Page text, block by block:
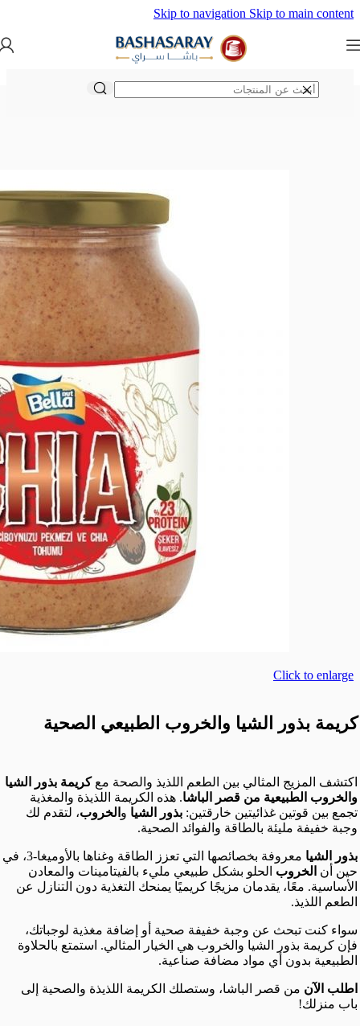
Skip to navigation Skip to main content
Click to enlarge
كريمة بذور الشيا والخروب الطبيعي الصحية
اكتشف المزيج المثالي بين الطعم اللذيذ والصحة معكريمة بذور الشيا
والخروب الطبيعية من قصر الباشا. هذه الكريمة اللذيذة والمغذية
تجمع بين قوتين غذائيتين خارقتين: بذور الشيا و الخروب، لتقدم لك
وجبة خفيفة مليئة بالطاقة والفوائد الصحية.
بذور الشيا
معروفة بخصائصها التي تعزز الطاقة وغناها بالأوميغا-3، في
حين أن الخروب الحلو بشكل طبيعي مليء بالفيتامينات والمعادن
الأساسية. معًا، يقدمان مزيجًا كريميًا يمنحك التغذية دون التنازل عن
الطعم اللذيذ.
سواء كنت تبحث عن وجبة خفيفة صحية أو إضافة مغذية لوجباتك،
فإن كريمة بذور الشيا والخروب هي الخيار المثالي. استمتع بالحلاوة
الطبيعية بدون أي مواد مضافة صناعية.
اطلب الآن من قصر الباشا، وستصلك الكريمة اللذيذة والصحية إلى
باب منزلك!